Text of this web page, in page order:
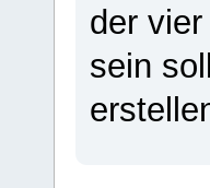
der
sein